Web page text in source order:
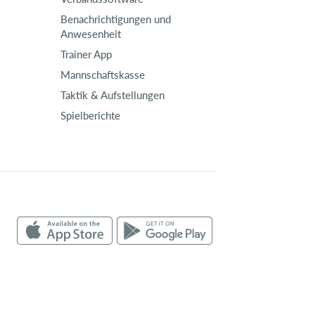
Benachrichtigungen und
Anwesenheit
Trainer App
Mannschaftskasse
Taktik & Aufstellungen
Spielberichte